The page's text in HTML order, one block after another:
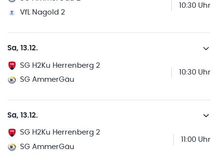
VfL Nagold 2
10:30 Uhr
Sa, 13.12.
SG H2Ku Herrenberg 2
SG AmmerGäu
10:30 Uhr
Sa, 13.12.
SG H2Ku Herrenberg 2
SG AmmerGäu
11:00 Uhr